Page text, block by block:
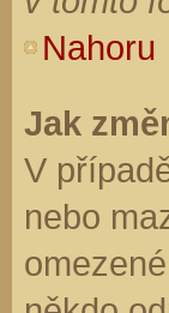
Nahoru
Jak
V
nebo